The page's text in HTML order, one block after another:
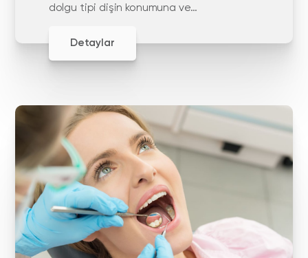
dolgu tipi dişin konumuna ve
Detaylar